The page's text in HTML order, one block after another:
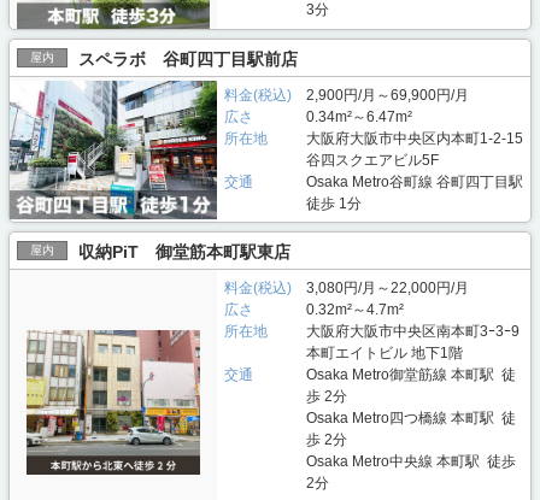
3分
屋内 スペラボ 谷町四丁目駅前店
料金(税込)
2,900円/月～69,900円/月
広さ
0.34m²～6.47m²
所在地
大阪府大阪市中央区内本町1-2-15
谷四スクエアビル5F
交通
Osaka Metro谷町線 谷町四丁目駅
徒歩 1分
屋内 収納PiT 御堂筋本町駅東店
料金(税込)
3,080円/月～22,000円/月
広さ
0.32m²～4.7m²
所在地
大阪府大阪市中央区南本町3ｰ3ｰ9
本町エイトビル 地下1階
交通
Osaka Metro御堂筋線 本町駅 徒
歩 2分
Osaka Metro四つ橋線 本町駅 徒
歩 2分
Osaka Metro中央線 本町駅 徒歩
2分